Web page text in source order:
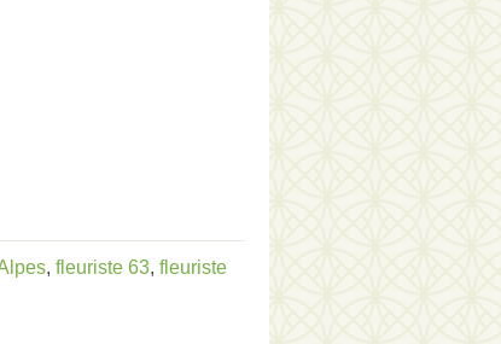
, fleuriste 63, fleuriste